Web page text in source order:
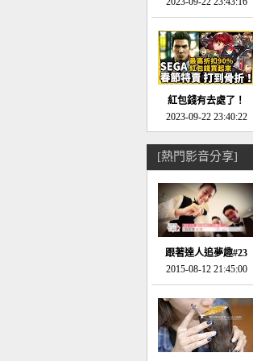
天平》介紹！-電玩宅
速配20230126
紅包錢有去處了！
SEGA春節特賣 超過85
款遊戲打到骨折-電玩
宅速配20230119
2023-09-22 23:40:22
[熱門影音分享]
跟著達人追夢趣#23
promo-我想開間咖啡
館(謝佳凌)
2015-08-12 21:45:00